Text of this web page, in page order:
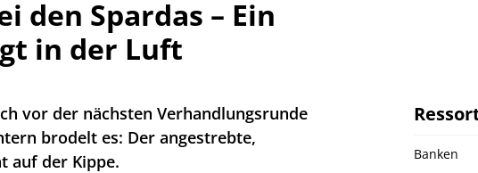
den Spardas – Ein
in der Luft
vor der nächsten Verhandlungsrunde
brodelt es: Der angestrebte,
auf der Kippe.
Banken